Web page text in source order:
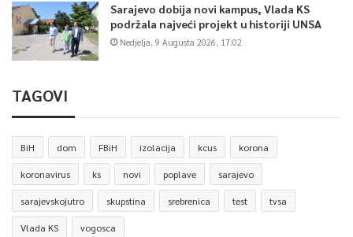
Sarajevo dobija novi kampus, Vlada KS
podržala najveći projekt u historiji UNSA
Nedjelja, 9 Augusta 2026, 17:02
TAGOVI
BiH dom FBiH izolacija kcus korona
koronavirus ks novi poplave sarajevo
sarajevskojutro skupstina srebrenica test tvsa
Vlada KS vogosca